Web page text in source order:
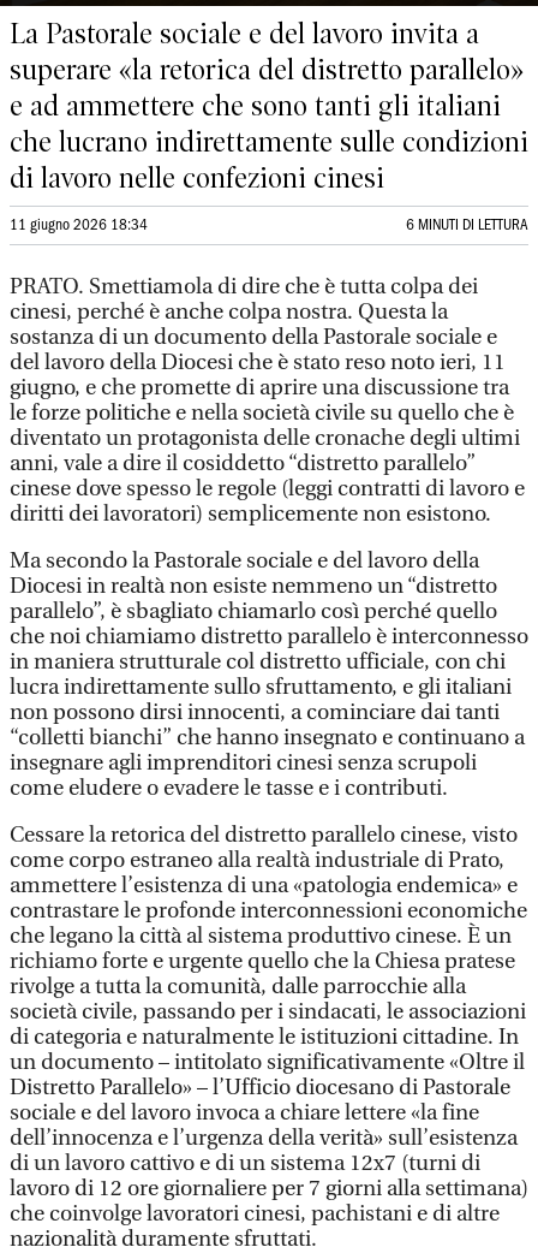
La Pastorale sociale e del lavoro invita a
superare «la retorica del distretto parallelo»
e ad ammettere che sono tanti gli italiani
che lucrano indirettamente sulle condizioni
di lavoro nelle confezioni cinesi
11 giugno 2026 18:34 6 MINUTI DI LETTURA
PRATO. Smettiamola di dire che è tutta colpa dei
cinesi, perché è anche colpa nostra. Questa la
sostanza di un documento della Pastorale sociale e
del lavoro della Diocesi che è stato reso noto ieri, 11
giugno, e che promette di aprire una discussione tra
le forze politiche e nella società civile su quello che è
diventato un protagonista delle cronache degli ultimi
anni, vale a dire il cosiddetto “distretto parallelo”
cinese dove spesso le regole (leggi contratti di lavoro e
diritti dei lavoratori) semplicemente non esistono.
Ma secondo la Pastorale sociale e del lavoro della
Diocesi in realtà non esiste nemmeno un “distretto
parallelo”, è sbagliato chiamarlo così perché quello
che noi chiamiamo distretto parallelo è interconnesso
in maniera strutturale col distretto ufficiale, con chi
lucra indirettamente sullo sfruttamento, e gli italiani
non possono dirsi innocenti, a cominciare dai tanti
“colletti bianchi” che hanno insegnato e continuano a
insegnare agli imprenditori cinesi senza scrupoli
come eludere o evadere le tasse e i contributi.
Cessare la retorica del distretto parallelo cinese, visto
come corpo estraneo alla realtà industriale di Prato,
ammettere l’esistenza di una «patologia endemica» e
contrastare le profonde interconnessioni economiche
che legano la città al sistema produttivo cinese. È un
richiamo forte e urgente quello che la Chiesa pratese
rivolge a tutta la comunità, dalle parrocchie alla
società civile, passando per i sindacati, le associazioni
di categoria e naturalmente le istituzioni cittadine. In
un documento – intitolato significativamente «Oltre il
Distretto Parallelo» – l’Ufficio diocesano di Pastorale
sociale e del lavoro invoca a chiare lettere «la fine
dell’innocenza e l’urgenza della verità» sull’esistenza
di un lavoro cattivo e di un sistema 12x7 (turni di
lavoro di 12 ore giornaliere per 7 giorni alla settimana)
che coinvolge lavoratori cinesi, pachistani e di altre
nazionalità duramente sfruttati.